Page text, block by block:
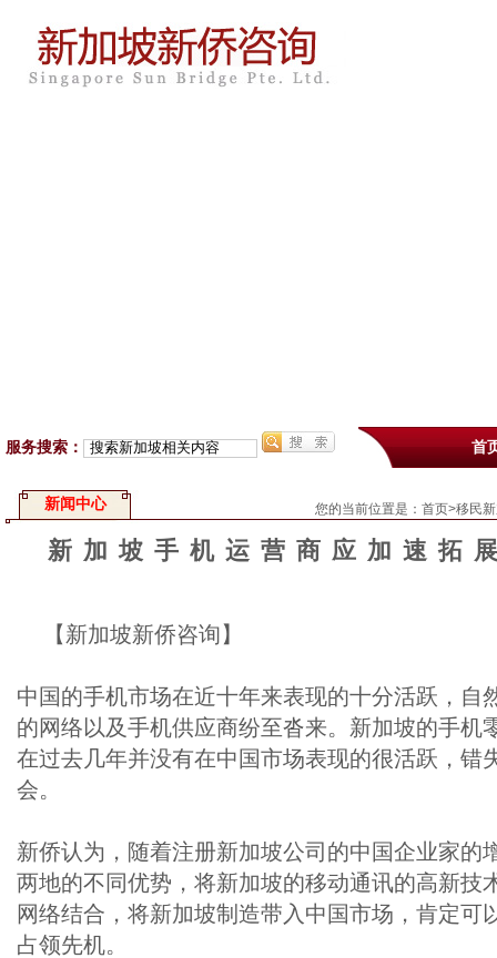
服务搜索： 首
您的当前位置是： 首页>移民
新闻中心
新加坡手机运营商应加速拓
【新加坡新侨咨询】
中国的手机市场在近十年来表现的十分活跃，自
的网络以及手机供应商纷至沓来。新加坡的手机
在过去几年并没有在中国市场表现的很活跃，错
会。
新侨认为，随着注册新加坡公司的中国企业家的
两地的不同优势，将新加坡的移动通讯的高新技
网络结合，将新加坡制造带入中国市场，肯定可
占领先机。